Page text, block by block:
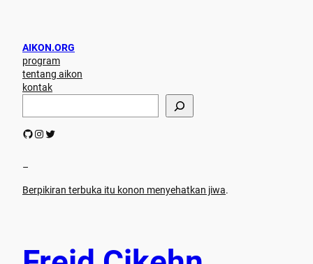
AIKON.ORG
program
tentang aikon
kontak
r
h
GitHub Instagram Twitter
–
Berpikiran terbuka itu konon menyehatkan jiwa.